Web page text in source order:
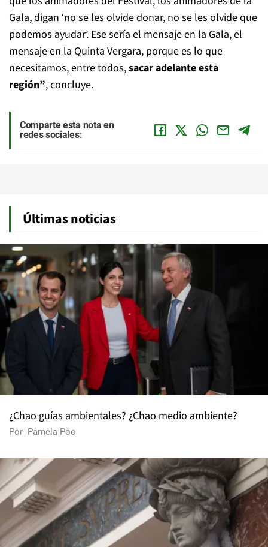
Gala, digan ‘no se les olvide donar, no se les olvide que
podemos ayudar’. Ese sería el mensaje en la Gala, el
mensaje en la Quinta Vergara, porque es lo que
necesitamos, entre todos,sacar adelante esta
región”, concluye.
Comparte esta nota en
redes sociales:
Últimas noticias
¿Chao guías ambientales? ¿Chao medio ambiente?
Por Pamela Poo